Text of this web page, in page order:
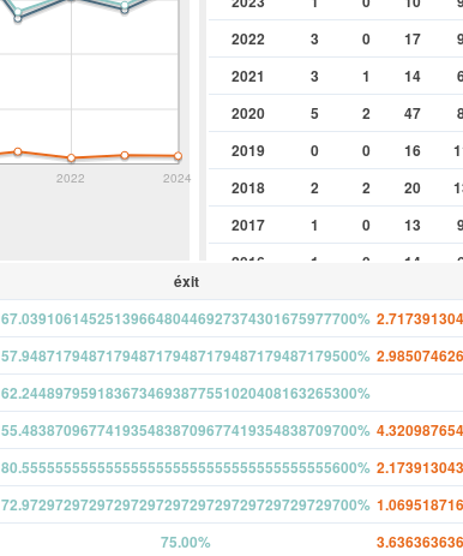
2022
3 0 17
2021
3 1 14
2020
5 2 47
2019
0 0 16
2018
2 2 20
2017
1 0 13
2016
1 0 14
2015
3 1 9
2014
0 2 45
2013
2 3 47
2012
2 0 16
2022 2024
éxit
67.0391061452513966480446927374301675977700%
57.9487179487179487179487179487179487179500%
62.2448979591836734693877551020408163265300%
55.4838709677419354838709677419354838709700%
80.5555555555555555555555555555555555555600%
72.9729729729729729729729729729729729729700%
75.00%